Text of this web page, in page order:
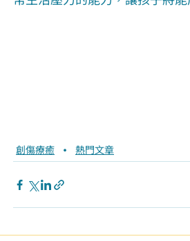
創傷療癒 熱門文章